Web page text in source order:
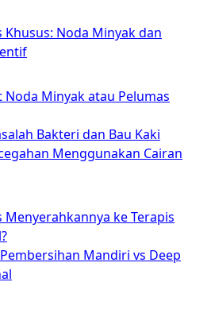
Khusus: Noda Minyak dan
Minyak atau Pelumas
Bakteri dan Bau Kaki
Menggunakan Cairan
Menyerahkannya ke Terapis
Mandiri vs Deep